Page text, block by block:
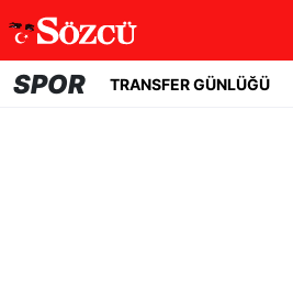
SPOR TRANSFER GÜNLÜĞÜ